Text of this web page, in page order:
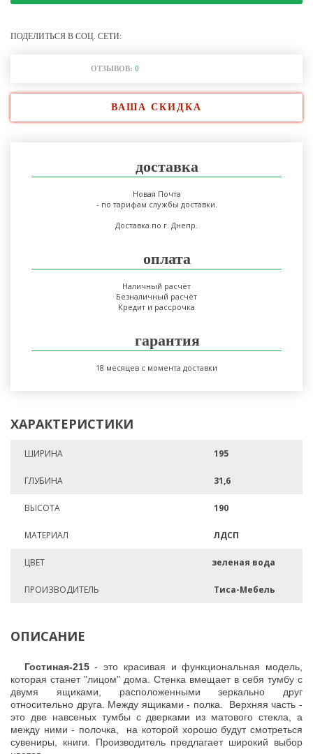
ПОДЕЛИТЬСЯ В СОЦ. СЕТИ:
ОТЗЫВОВ: 0
ВАША СКИДКА
доставка
Новая Почта
- по тарифам службы доставки.
Доставка по г. Днепр.
оплата
Наличный расчёт
Безналичный расчёт
Кредит и рассрочка
гарантия
18 месяцев с момента доставки
ХАРАКТЕРИСТИКИ
ШИРИНА 195
ГЛУБИНА 31,6
ВЫСОТА 190
МАТЕРИАЛ ЛДСП
ЦВЕТ зеленая вода
ПРОИЗВОДИТЕЛЬ Тиса-Мебель
ОПИСАНИЕ
Гостиная-215- это красивая и функциональная модель,
которая станет "лицом" дома. Стенка вмещает в себя тумбу с
двумя ящиками, расположенными зеркально друг
относительно друга. Между ящиками - полка. Верхняя часть -
это две навсеных тумбы с дверками из матового стекла, а
между ними - полочка, на которой хорошо будут смотреться
сувениры, книги. Производитель предлагает широкий выбор